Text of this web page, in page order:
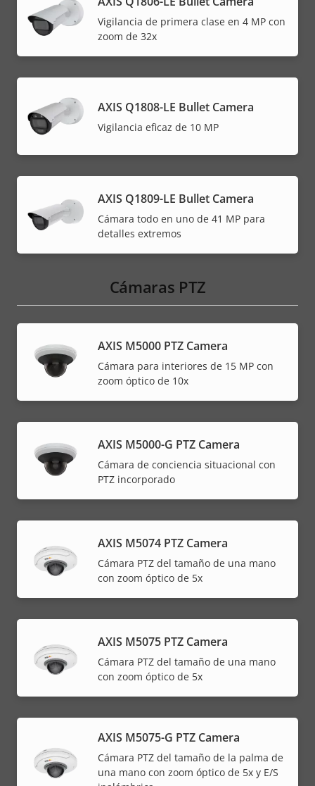
Vigilancia de primera clase en 4 MP con
zoom de 32x
AXIS Q1808-LE Bullet Camera
Vigilancia eficaz de 10 MP
AXIS Q1809-LE Bullet Camera
Cámara todo en uno de 41 MP para
detalles extremos
Cámaras PTZ
AXIS M5000 PTZ Camera
Cámara para interiores de 15 MP con
zoom óptico de 10x
AXIS M5000-G PTZ Camera
Cámara de conciencia situacional con
PTZ incorporado
AXIS M5074 PTZ Camera
Cámara PTZ del tamaño de una mano
con zoom óptico de 5x
AXIS M5075 PTZ Camera
Cámara PTZ del tamaño de una mano
con zoom óptico de 5x
AXIS M5075-G PTZ Camera
Cámara PTZ del tamaño de la palma de
una mano con zoom óptico de 5x y E/S